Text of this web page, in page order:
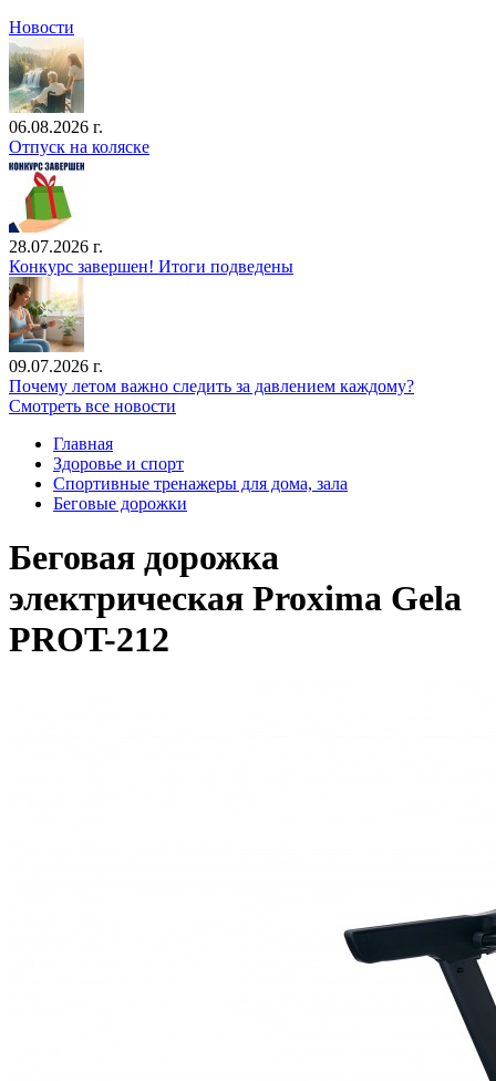
Новости
06.08.2026 г.
Отпуск на коляске
28.07.2026 г.
Конкурс завершен! Итоги подведены
09.07.2026 г.
Почему летом важно следить за давлением каждому?
Смотреть все новости
Главная
Здоровье и спорт
Спортивные тренажеры для дома, зала
Беговые дорожки
Беговая дорожка
электрическая Proxima Gela
PROT-212